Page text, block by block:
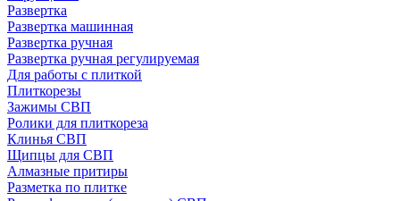
Развертка
Развертка машинная
Развертка ручная
Развертка ручная регулируемая
Для работы с плиткой
Плиткорезы
Зажимы СВП
Ролики для плиткореза
Клинья СВП
Щипцы для СВП
Алмазные притиры
Разметка по плитке